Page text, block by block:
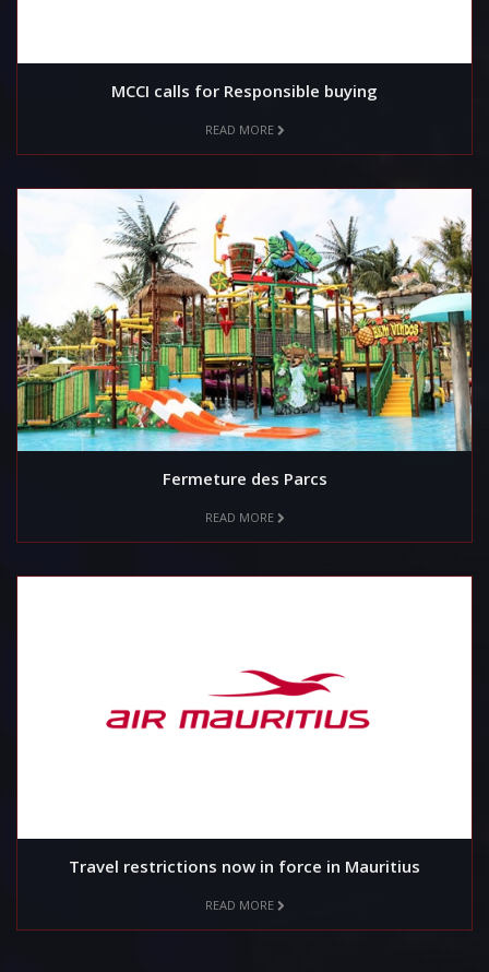
MCCI calls for Responsible buying
READ MORE
Fermeture des Parcs
READ MORE
Travel restrictions now in force in Mauritius
READ MORE